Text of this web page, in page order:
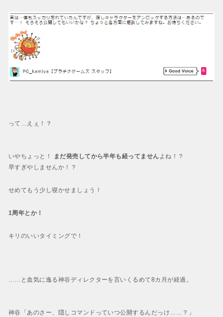
って… えぇ！？
いやちょっと！ まだ発売してから半年も経ってませんよね！？
早すぎやしませんか！？
せめてもう少し寝かせましょう！
1周年とか！
キリのいいタイミングで！
……と血気に逸る神谷ディレクターを言いくるめて8カ月が経過。
神谷 「あのさー、隠しコマンドっていつ公開するんだっけ……？」